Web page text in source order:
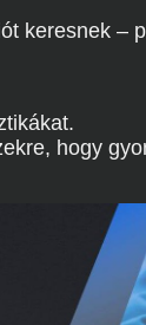
keresnek –
hogy